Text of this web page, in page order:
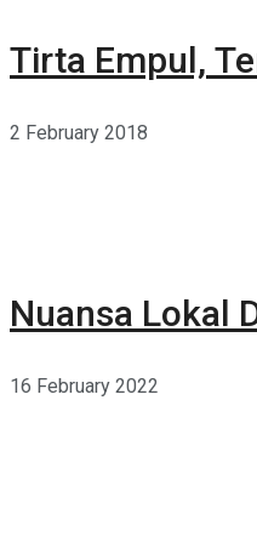
Tirta Empul,
2 February 2018
Nuansa Lokal
16 February 2022